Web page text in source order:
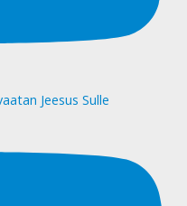
Jeesus Sulle